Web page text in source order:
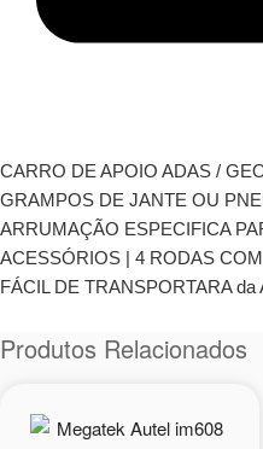
CARRO DE APOIO ADAS /
GRAMPOS DE JANTE OU
ARRUMAÇÃO ESPECIFICA
ACESSÓRIOS | 4 RODAS
FÁCIL DE TRANSPORTARA da
Produtos Relacionados